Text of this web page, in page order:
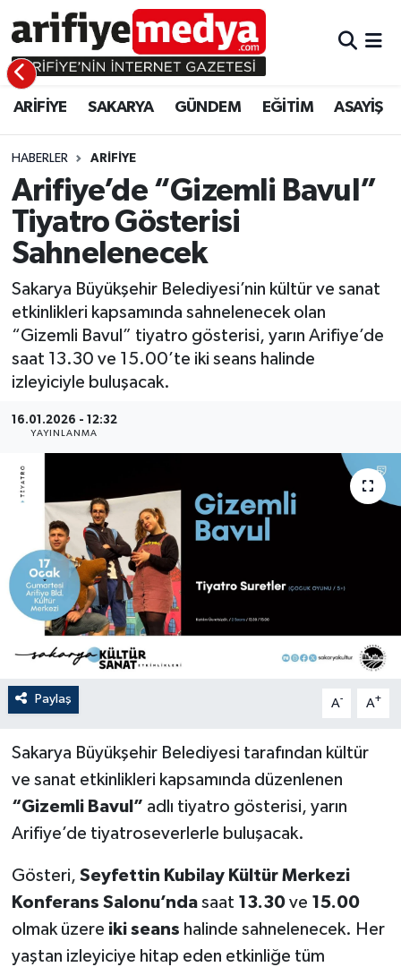
ARİFİYE SAKARYA GÜNDEM EĞİTİM ASAYİŞ
HABERLER ARİFİYE
Arifiye’de “Gizemli Bavul”
Tiyatro Gösterisi
Sahnelenecek
Sakarya Büyükşehir Belediyesi’nin kültür ve sanat
etkinlikleri kapsamında sahnelenecek olan
“Gizemli Bavul” tiyatro gösterisi, yarın Arifiye’de
saat 13.30 ve 15.00’te iki seans halinde
izleyiciyle buluşacak.
16.01.2026 - 12:32
YAYINLANMA
Paylaş A- A+
Sakarya Büyükşehir Belediyesi tarafından kültür
ve sanat etkinlikleri kapsamında düzenlenen
“Gizemli Bavul” adlı tiyatro gösterisi, yarın
Arifiye’de tiyatroseverlerle buluşacak.
Gösteri, Seyfettin Kubilay Kültür Merkezi
Konferans Salonu’ndasaat 13.30ve 15.00
olmak üzere iki seans halinde sahnelenecek. Her
yaştan izleyiciye hitap eden etkinliğe tüm
ARİFİYE
SAKARYA
GÜNDEM
EĞİTİM
ASAYİŞ
EKONOMİ
ARİFİYE
GÜNDEM
EĞİTİM
EKONOMİ
ASAYİŞ
Sakarya Hava Durumu
Sakarya Namaz Vakitleri
Sakarya Trafik Yoğunluk Haritası
Süper Lig Puan Durumu ve Fikstür
Tüm Manşetler
Son Dakika Haberleri
Haber Arşivi